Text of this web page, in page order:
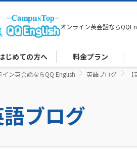
オンライン英会話なら
じめての方へ 料金プラン
イン英会話ならQQ English 英語ブログ
ブログ